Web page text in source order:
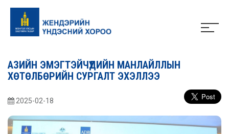
АЗИЙН ЭМЭГТЭЙЧҮҮДИЙН МАНЛАЙЛЛЫН
ХӨТӨЛБӨРИЙН СУРГАЛТ ЭХЭЛЛЭЭ
2025-02-18